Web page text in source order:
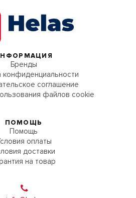
Бренды
конфиденциальности
соглашение
файлов cookie
ПОМОЩЬ
Помощь
оплаты
доставки
на товар